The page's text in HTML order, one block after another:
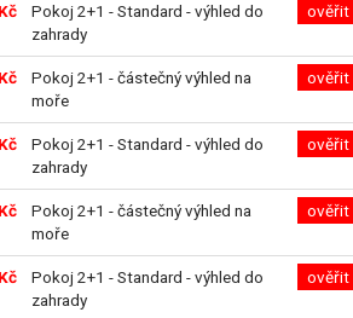
Pokoj 2+1 - Standard - výhled do
zahrady
ověřit
Pokoj 2+1 - částečný výhled na
moře
ověřit
Pokoj 2+1 - Standard - výhled do
zahrady
ověřit
Pokoj 2+1 - částečný výhled na
moře
ověřit
Pokoj 2+1 - Standard - výhled do
zahrady
ověřit